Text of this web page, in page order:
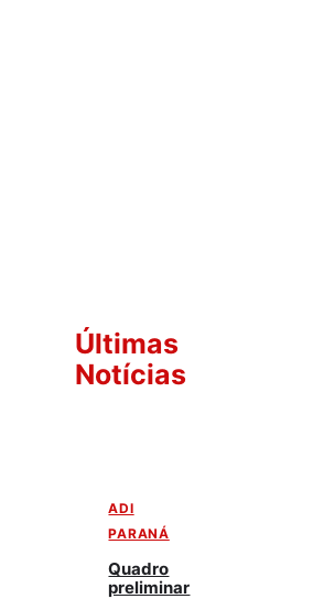
Últimas
Notícias
ADI
PARANÁ
Quadro
preliminar